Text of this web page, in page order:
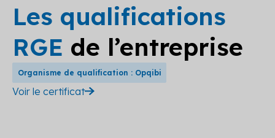
Les qualifications
RGE de l’entreprise
Organisme de qualification : Opqibi
Voir le certificat